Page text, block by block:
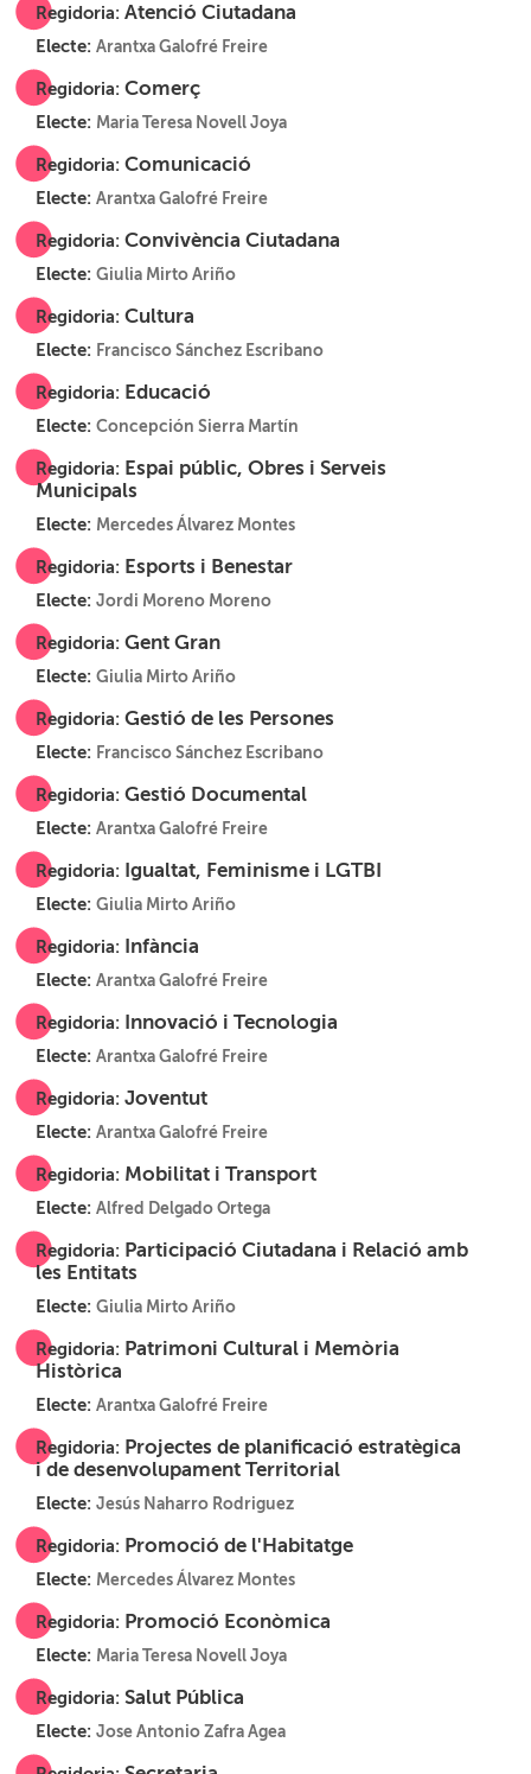
Regidoria:Atenció Ciutadana
Electe:Arantxa Galofré Freire
Regidoria:Comerç
Electe: Maria Teresa Novell Joya
Regidoria:Comunicació
Electe:Arantxa Galofré Freire
Regidoria:Convivència Ciutadana
Electe:Giulia Mirto Ariño
Regidoria:Cultura
Electe: Francisco Sánchez Escribano
Regidoria: Educació
Electe:Concepción Sierra Martín
Regidoria: Espai públic, Obres i Serveis
Municipals
Electe: Mercedes Álvarez Montes
Regidoria: Esports i Benestar
Electe:Jordi Moreno Moreno
Regidoria:Gent Gran
Electe:Giulia Mirto Ariño
Regidoria:Gestió de les Persones
Electe: Francisco Sánchez Escribano
Regidoria:Gestió Documental
Electe:Arantxa Galofré Freire
Regidoria: Igualtat, Feminisme i LGTBI
Electe:Giulia Mirto Ariño
Regidoria: Infància
Electe:Arantxa Galofré Freire
Regidoria: Innovació i Tecnologia
Electe:Arantxa Galofré Freire
Regidoria:Joventut
Electe:Arantxa Galofré Freire
Regidoria: Mobilitat i Transport
Electe:Alfred Delgado Ortega
Regidoria: Participació Ciutadana i Relació amb
les Entitats
Electe:Giulia Mirto Ariño
Regidoria: Patrimoni Cultural i Memòria
Històrica
Electe:Arantxa Galofré Freire
Regidoria: Projectes de planificació estratègica
i de desenvolupament Territorial
Electe:Jesús Naharro Rodriguez
Regidoria: Promoció de l'Habitatge
Electe: Mercedes Álvarez Montes
Regidoria: Promoció Econòmica
Electe: Maria Teresa Novell Joya
Regidoria:Salut Pública
Electe:Jose Antonio Zafra Agea